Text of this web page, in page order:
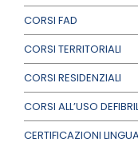
CORSI FAD
CORSI TERRITORIALI
CORSI RESIDENZIALI
CORSI ALL’USO
CERTIFICAZIONI